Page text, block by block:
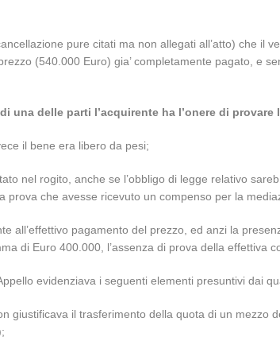
pure citati ma non allegati all’atto) che il
(540.000 Euro) gia’ completamente pagato, e
una delle parti l’acquirente ha l’onere di provare
il bene era libero da pesi;
nel rogito, anche se l’obbligo di legge relativo
che avesse ricevuto un compenso per la
all’effettivo pagamento del prezzo, ed anzi la
di Euro 400.000, l’assenza di prova della effettiva
evidenziava i seguenti elementi presuntivi dai
il trasferimento della quota di un mezzo